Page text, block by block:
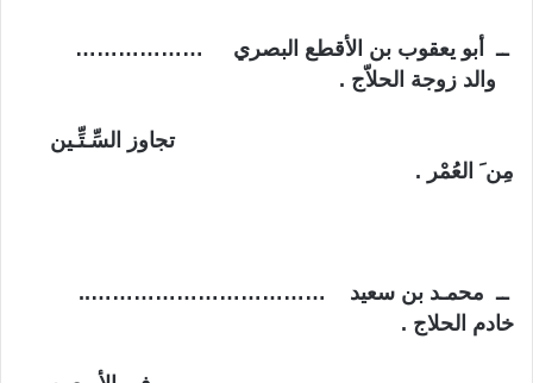
ــ أبو يعقوب بن الأقطع البصري ………………
والد زوجة الحلاّج .
تجاوز السِّـتِّـين
مِن َ العُمْر .
ــ محمـد بن سعيد ……………………………..
خادم الحلاج .